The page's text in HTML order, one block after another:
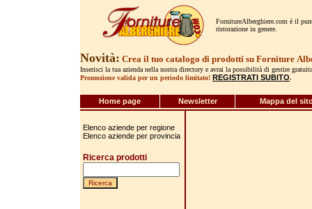
FornitureAlberghiere.com è il
ristorazione in genere.
Novità: Crea il tuo catalogo di prodotti su Forniture
Inserisci la tua azienda nella nostra directory e avrai la possibilità di gestire
Promozione valida per un periodo limitato! REGISTRATI SUBITO.
Home page Newsletter Mappa del
Elenco aziende per regione
Elenco aziende per provincia
Ricerca prodotti